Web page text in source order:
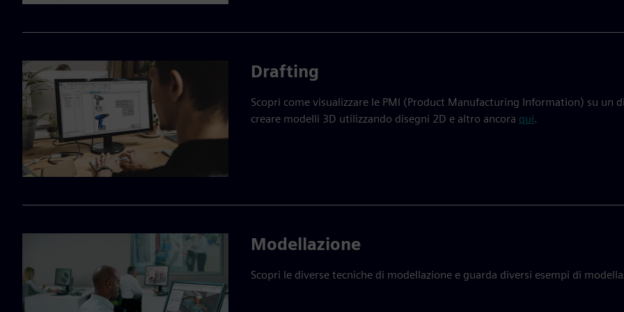
Drafting
Scopri come visualizzare le PMI (Product Manufacturing Information) su un
creare modelli 3D utilizzando disegni 2D e altro ancora qui.
Modellazione
Scopri le diverse tecniche di modellazione e guarda diversi esempi di